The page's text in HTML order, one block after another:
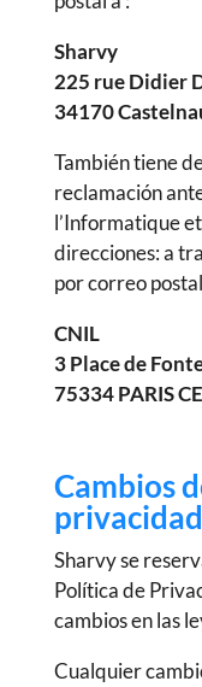
Sharvy
225 rue Didier
34170
También tiene
reclamación
l’Informatique
direcciones: a
por correo
CNIL
3 Place de
75334 PARIS
Cambios
privacidad
Sharvy se
Política de
cambios en las
Cualquier